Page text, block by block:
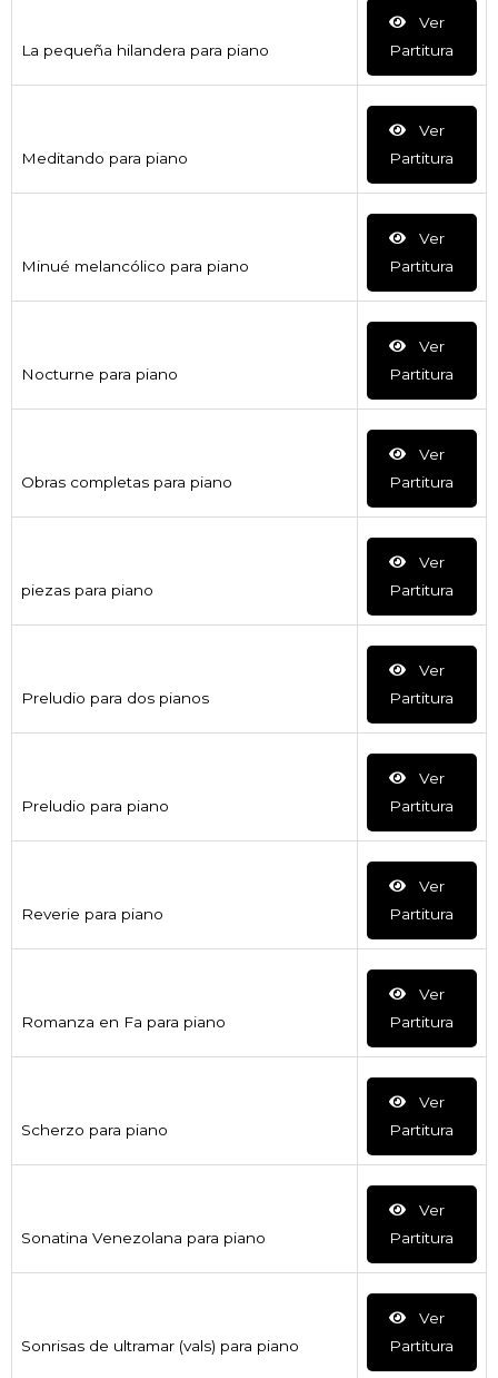
La pequeña hilandera para piano
Ver
Partitura
Meditando para piano
Ver
Partitura
Minué melancólico para piano
Ver
Partitura
Nocturne para piano
Ver
Partitura
Obras completas para piano
Ver
Partitura
piezas para piano
Ver
Partitura
Preludio para dos pianos
Ver
Partitura
Preludio para piano
Ver
Partitura
Reverie para piano
Ver
Partitura
Romanza en Fa para piano
Ver
Partitura
Scherzo para piano
Ver
Partitura
Sonatina Venezolana para piano
Ver
Partitura
Sonrisas de ultramar (vals) para piano
Ver
Partitura